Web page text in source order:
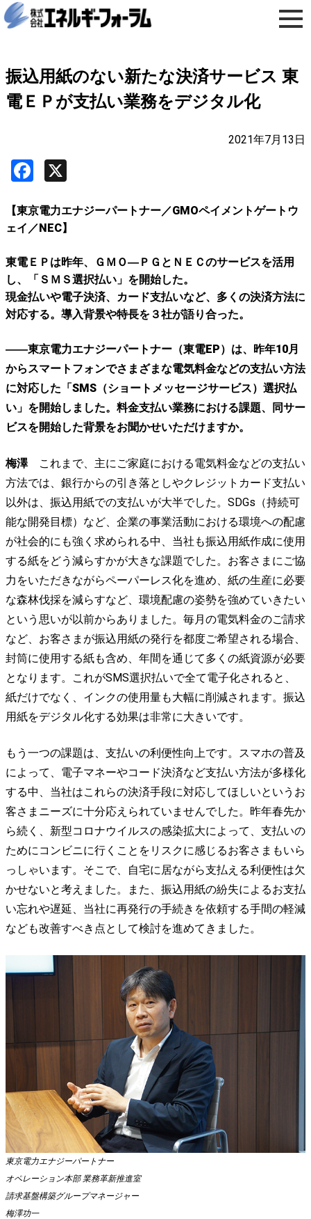
振込用紙のない新たな決済サービス 東
電ＥＰが支払い業務をデジタル化
2021年7月13日
Facebook
【東京電力エナジーパートナー／GMOペイメントゲートウ
ェイ／NEC】
東電ＥＰは昨年、ＧＭＯ―ＰＧとＮＥＣのサービスを活用
し、「ＳＭＳ選択払い」を開始した。
現金払いや電子決済、カード支払いなど、多くの決済方法に
対応する。導入背景や特長を３社が語り合った。
――東京電力エナジーパートナー（東電EP）は、昨年10月
からスマートフォンでさまざまな電気料金などの支払い方法
に対応した「SMS（ショートメッセージサービス）選択払
い」を開始しました。料金支払い業務における課題、同サー
ビスを開始した背景をお聞かせいただけますか。
梅澤これまで、主にご家庭における電気料金などの支払い
方法では、銀行からの引き落としやクレジットカード支払い
以外は、振込用紙での支払いが大半でした。SDGs（持続可
能な開発目標）など、企業の事業活動における環境への配慮
が社会的にも強く求められる中、当社も振込用紙作成に使用
する紙をどう減らすかが大きな課題でした。お客さまにご協
力をいただきながらペーパーレス化を進め、紙の生産に必要
な森林伐採を減らすなど、環境配慮の姿勢を強めていきたい
という思いが以前からありました。毎月の電気料金のご請求
など、お客さまが振込用紙の発行を都度ご希望される場合、
封筒に使用する紙も含め、年間を通じて多くの紙資源が必要
となります。これがSMS選択払いで全て電子化されると、
紙だけでなく、インクの使用量も大幅に削減されます。振込
用紙をデジタル化する効果は非常に大きいです。
もう一つの課題は、支払いの利便性向上です。スマホの普及
によって、電子マネーやコード決済など支払い方法が多様化
する中、当社はこれらの決済手段に対応してほしいというお
客さまニーズに十分応えられていませんでした。昨年春先か
ら続く、新型コロナウイルスの感染拡大によって、支払いの
ためにコンビニに行くことをリスクに感じるお客さまもいら
っしゃいます。そこで、自宅に居ながら支払える利便性は欠
かせないと考えました。また、振込用紙の紛失によるお支払
い忘れや遅延、当社に再発行の手続きを依頼する手間の軽減
なども改善すべき点として検討を進めてきました。
東京電力エナジーパートナー
オペレーション本部 業務革新推進室
請求基盤構築グループマネージャー
梅澤功一